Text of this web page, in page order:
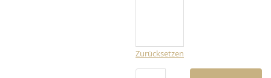
Zurücksetzen